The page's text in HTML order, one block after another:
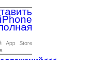
App
Store